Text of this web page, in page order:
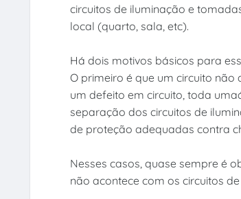
circuitos de iluminação e
local (quarto, sala, etc).
Há dois motivos básicos para
O primeiro é que um circuito
um defeito em circuito, toda
separação dos circuitos de
de proteção adequadas contra
Nesses casos, quase sempre é
não acontece com os circuitos